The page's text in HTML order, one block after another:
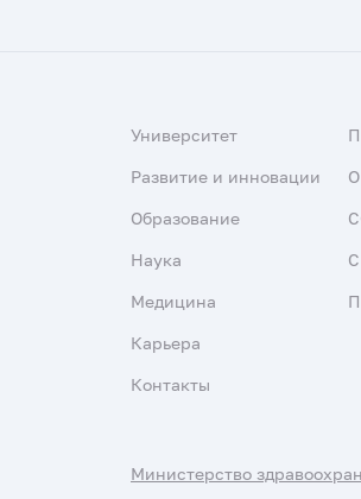
Университет
Развитие и инновации
Образование
Наука
Медицина
Карьера
Контакты
Министерство